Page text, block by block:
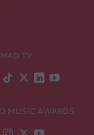
MAD TV
MUSIC AWARDS